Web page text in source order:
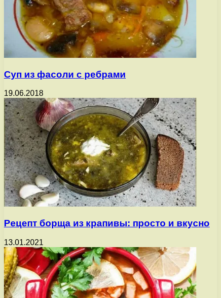
Суп из фасоли с ребрами
19.06.2018
Рецепт борща из крапивы: просто и вкусно
13.01.2021